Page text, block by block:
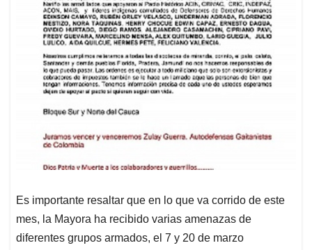
Es importante resaltar que en lo que va corrido de este
mes, la Mayora ha recibido varias amenazas de
diferentes grupos armados, el 7 y 20 de marzo